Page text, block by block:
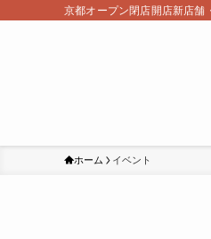
京都オープン閉店開店新店舗
ホーム イベント